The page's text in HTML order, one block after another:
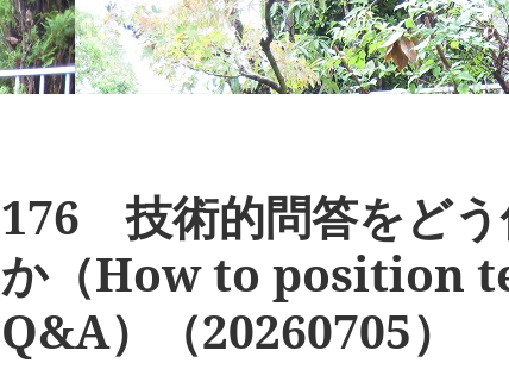
176 技術的問答をどう
か（How to position
Q&A）（20260705）